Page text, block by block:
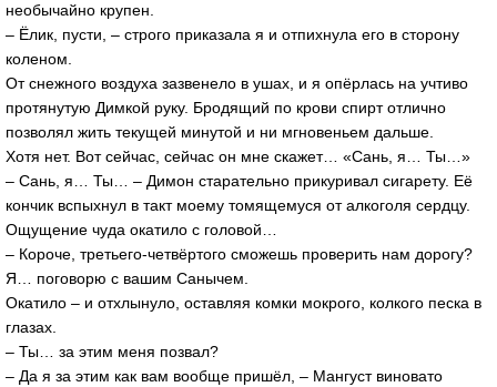
необычайно крупен.
– Ёлик, пусти, – строго приказала я и отпихнула его в сторону
коленом.
От снежного воздуха зазвенело в ушах, и я опёрлась на учтиво
протянутую Димкой руку. Бродящий по крови спирт отлично
позволял жить текущей минутой и ни мгновеньем дальше.
Хотя нет. Вот сейчас, сейчас он мне скажет… «Сань, я… Ты…»
– Сань, я… Ты… – Димон старательно прикуривал сигарету. Её
кончик вспыхнул в такт моему томящемуся от алкоголя сердцу.
Ощущение чуда окатило с головой…
– Короче, третьего-четвёртого сможешь проверить нам дорогу?
Я… поговорю с вашим Санычем.
Окатило – и отхлынуло, оставляя комки мокрого, колкого песка в
глазах.
– Ты… за этим меня позвал?
– Да я за этим как вам вообще пришёл, – Мангуст виновато